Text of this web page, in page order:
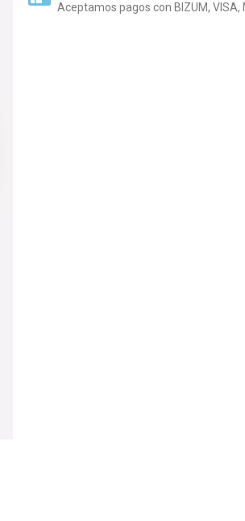
Aceptamos pagos con BIZUM, VISA,